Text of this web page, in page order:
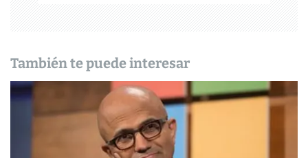
e
e
También te puede interesar